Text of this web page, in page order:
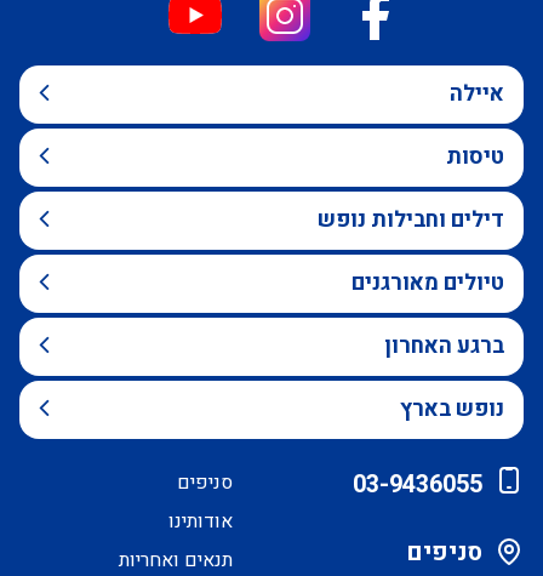
איילה
טיסות
דילים וחבילות נופש
טיולים מאורגנים
ברגע האחרון
נופש בארץ
03-9436055
סניפים
סניפים
אודותינו
תנאים ואחריות